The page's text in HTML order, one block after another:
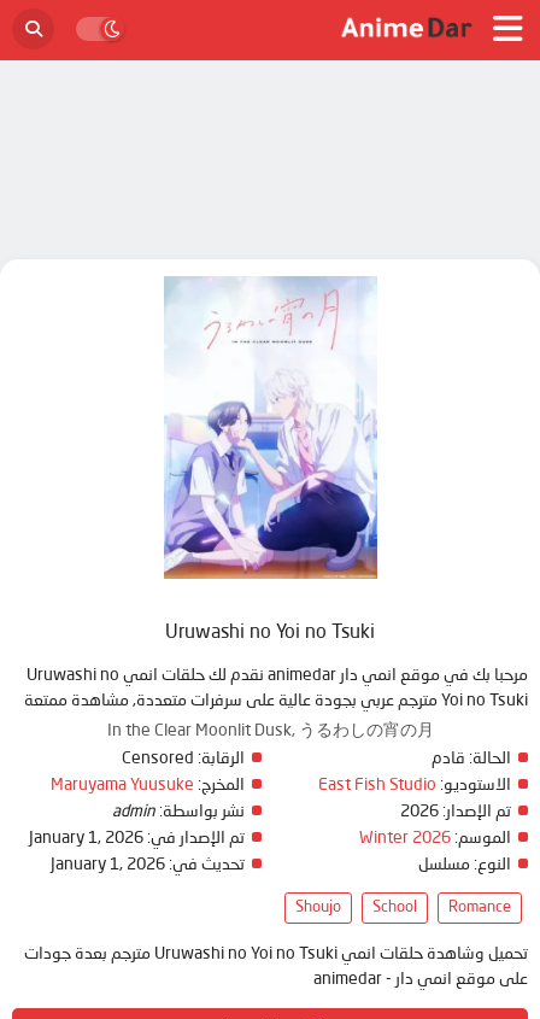
Uruwashi no Yoi no Tsuki
مرحبا بك في موقع انمي دار animedar نقدم لك حلقات انمي Uruwashi no
Yoi no Tsuki مترجم عربي بجودة عالية على سرفرات متعددة, مشاهدة ممتعة
In the Clear Moonlit Dusk, うるわしの宵の月
الحالة: قادم
الاستوديو: East Fish Studio
تم الإصدار:
الموسم: Winter 2026
النوع: مسلسل
الرقابة:
المخرج: Maruyama Yuusuke
نشر بواسطة: admin
تم الإصدار في: January 1, 2026
تحديث في: January 1, 2026
Romance
School
Shoujo
تحميل وشاهدة حلقات انمي Uruwashi no Yoi no Tsuki مترجم بعدة جودات
على موقع انمي دار - animedar